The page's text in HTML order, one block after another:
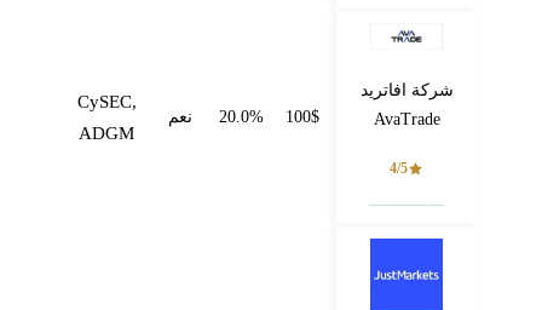
شركة افاتريد
AvaTrade
4/5
100$
20.0% نعم
CySEC,
ADGM